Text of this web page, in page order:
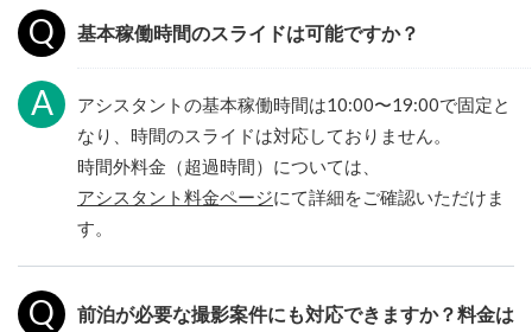
基本稼働時間のスライドは可能ですか？
アシスタントの基本稼働時間は10:00〜19:00で固定と
なり、時間のスライドは対応しておりません。
時間外料金（超過時間）については、
アシスタント料金ページにて詳細をご確認いただけま
す。
前泊が必要な撮影案件にも対応できますか？料金は